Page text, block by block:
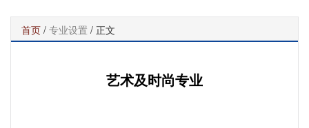
首页 / 专业设置 / 正文
艺术及时尚专业